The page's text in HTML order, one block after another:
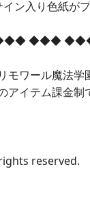
ン入り色紙が
◆◆◆
モワール魔法
イテム課金制
reserved.